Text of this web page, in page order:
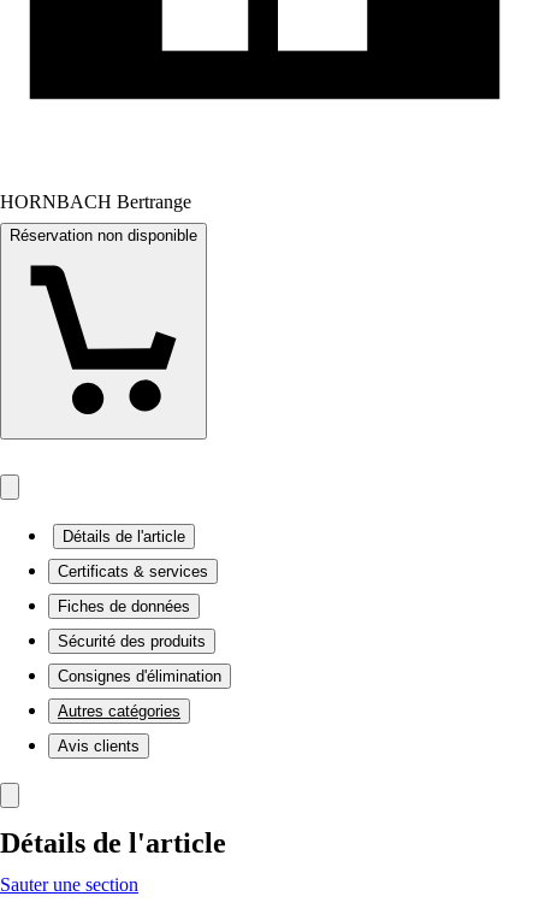
HORNBACH Bertrange
Réservation non disponible
Détails de l'article
Certificats & services
Fiches de données
Sécurité des produits
Consignes d'élimination
Autres catégories
Avis clients
Détails de l'article
Sauter une section